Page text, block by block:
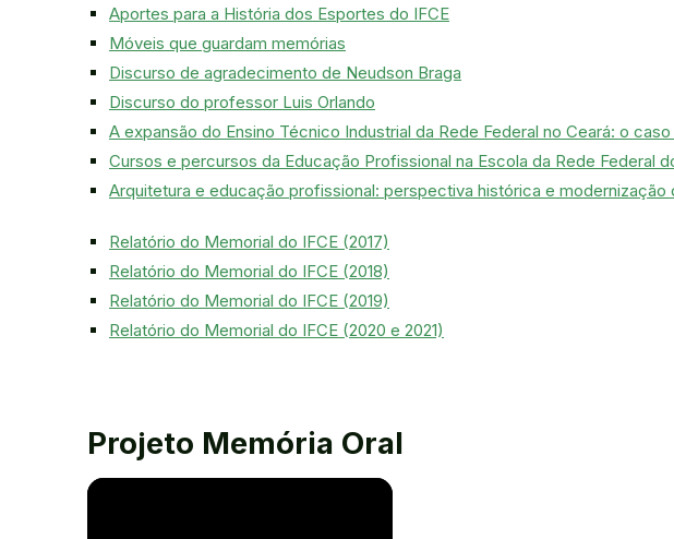
Aportes para a História dos Esportes do IFCE
Móveis que guardam memórias
Discurso de agradecimento de Neudson Braga
Discurso do professor Luis Orlando
A expansão do Ensino Técnico Industrial da Rede Federal no Ceará: o
Cursos e percursos da Educação Profissional na Escola da Rede Federal
Arquitetura e educação profissional: perspectiva histórica e
Relatório do Memorial do IFCE (2017)
Relatório do Memorial do IFCE (2018)
Relatório do Memorial do IFCE (2019)
Relatório do Memorial do IFCE (2020 e 2021)
Projeto Memória Oral